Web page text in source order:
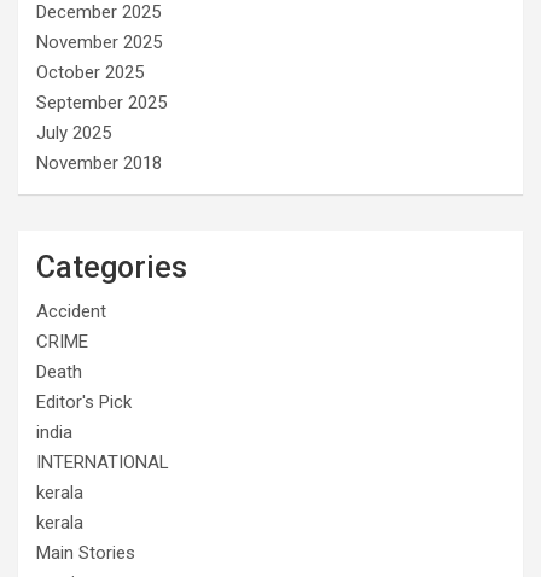
December 2025
November 2025
October 2025
September 2025
July 2025
November 2018
Categories
Accident
CRIME
Death
Editor's Pick
india
INTERNATIONAL
kerala
kerala
Main Stories